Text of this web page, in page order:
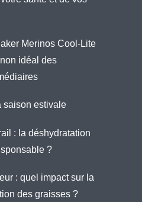
Merinos Cool-Lite
idéal des
saison estivale
: la déshydratation
?
: quel impact sur la
des graisses ?